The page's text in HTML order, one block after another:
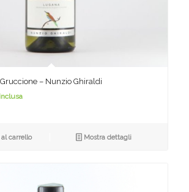
– Nunzio Ghiraldi
carrello Mostra dettagli